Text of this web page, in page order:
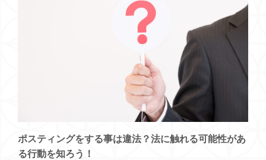
ポスティングをする事は違法？法に触れる可能性があ
る行動を知ろう！